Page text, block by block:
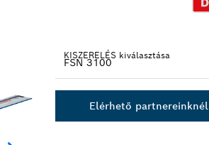
KISZERELÉS kiválasztása
Elérhető partnereinknél